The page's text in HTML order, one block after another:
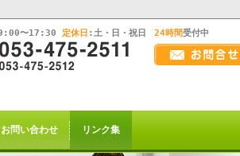
画
面
幅
て
ご
ご
はコチラ
(Trident系)でも
すが
〜17:30 定休日 :土・日・祝日 24時間受付中
お問い合わせ リンク集